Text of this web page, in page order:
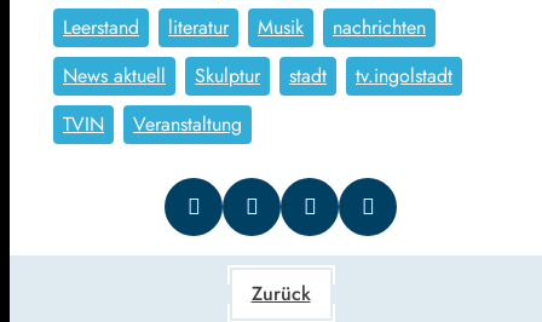
Leerstand
literatur Musik
nachrichten
News aktuell
Skulptur stadt
tv.ingolstadt
TVIN
Veranstaltung
Zurück